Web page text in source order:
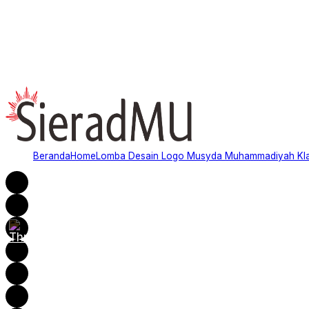
BerandaHomeLomba Desain Logo Musyda Muhammadiyah